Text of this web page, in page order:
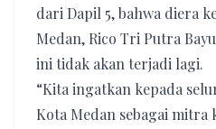
dari Dapil 5, bahwa diera
Medan, Rico Tri Putra
ini tidak akan terjadi lagi.
“Kita ingatkan kepada
Kota Medan sebagai